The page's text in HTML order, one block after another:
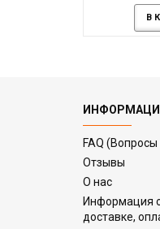
В
FAQ
Отзывы
О нас
Информация
доставке,